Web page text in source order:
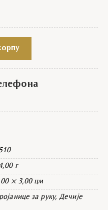
quantity
г
× 3,00 цм
за руку, Дечије